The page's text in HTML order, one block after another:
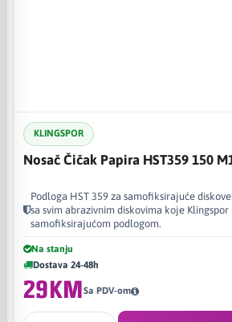
KLINGSPOR
Nosač Čičak Papira HST359 150
Podloga HST 359 za samofiksirajuće
sa svim abrazivnim diskovima koje Klingspor
samofiksirajućom podlogom.
Na stanju
Dostava 24-48h
29KMSa PDV-om